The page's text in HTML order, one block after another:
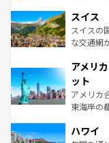
を参照し
は、お酒好
ドイツ情
リアごと
ティー、
戦など、
ンツ一覧
スイス
スイスの
な交通網
の建物が
博物館も
ことがで
者向けの
着のスイ
アメリ
ット
アメリカ
東海岸の
のような
ハワイ